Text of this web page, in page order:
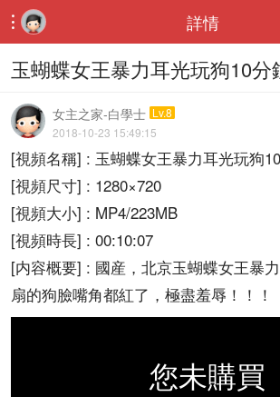
 詳情
玉蝴蝶女王暴力耳光玩狗10分
女主之家-白學士 Lv.8
2018-10-23 15:49:15
[視頻名稱] : 玉蝴蝶女王暴力耳光玩狗
[視頻尺寸] : 1280×720
[視頻大小] : MP4/223MB
[視頻時長] : 00:10:07
[内容概要] : 國産，北京玉蝴蝶女王暴
扇的狗臉嘴角都紅了，極盡羞辱！！！
您未購買